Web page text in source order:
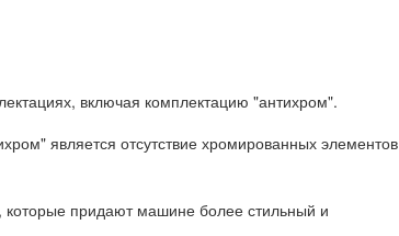
включая комплектацию "антихром".
является отсутствие хромированных элементов
которые придают машине более стильный и